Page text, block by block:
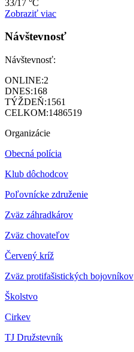
33/17 °C
Zobraziť viac
Návštevnosť
Návštevnosť:
ONLINE:2
DNES:168
TÝŽDEŇ:1561
CELKOM:1486519
Organizácie
Obecná polícia
Klub dôchodcov
Poľovnícke združenie
Zväz záhradkárov
Zväz chovateľov
Červený kríž
Zväz protifašistických bojovníkov
Školstvo
Cirkev
TJ Družstevník